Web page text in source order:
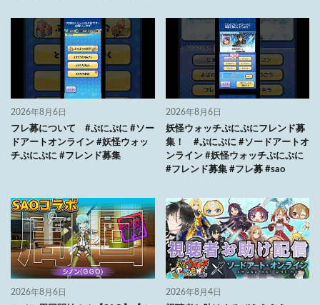
2026年8月6日
フレ募について #ぷにぷに #ソー
ドアートオンライン #妖怪ウォッ
チぷにぷに #フレンド募集
2026年8月6日
妖怪ウォッチぷにぷにフレンド募
集！ #ぷにぷに #ソードアートオ
ンライン #妖怪ウォッチぷにぷに
#フレンド募集 #フレ募 #sao
2026年8月6日 2026年8月4日